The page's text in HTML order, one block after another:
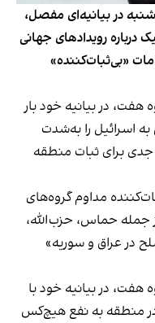
در بیانیه‌ای مفصل،
رویدادهای جهانی
«بی‌ثبات‌کننده»
هفت، در بیانیه خود بار
اسرائیل را به‌شدت
جدی برای ثبات منطقه
مداوم گروه‌های
جمله حماس، حزب‌الله،
در عراق و سوریه»
هفت، در بیانیه خود با
در منطقه به نفع هیچ‌کس